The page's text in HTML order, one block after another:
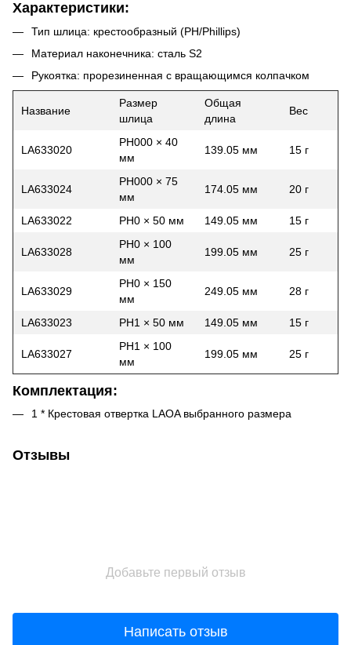
Характеристики:
Тип шлица: крестообразный (PH/Phillips)
Материал наконечника: сталь S2
Рукоятка: прорезиненная с вращающимся колпачком
Название
Размер
шлица
Общая
длина
Вес
LA633020
PH000 × 40
мм
139.05 мм 15 г
LA633024
PH000 × 75
мм
174.05 мм 20 г
LA633022 PH0 × 50 мм 149.05 мм 15 г
LA633028
PH0 × 100
мм
199.05 мм 25 г
LA633029
PH0 × 150
мм
249.05 мм 28 г
LA633023 PH1 × 50 мм 149.05 мм 15 г
LA633027
PH1 × 100
мм
199.05 мм 25 г
Комплектация:
1 * Крестовая отвертка LAOA выбранного размера
Отзывы
Добавьте первый отзыв
Написать отзыв